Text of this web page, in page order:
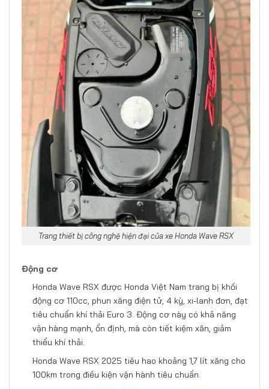
Trang thiết bị công nghệ hiện đại của xe Honda Wave RSX
Động cơ
Honda Wave RSX được Honda Việt Nam trang bị khối
động cơ 110cc, phun xăng điện tử, 4 kỳ, xi-lanh đơn, đạt
tiêu chuẩn khí thải Euro 3. Động cơ này có khả năng
vận hàng mạnh, ổn định, mà còn tiết kiệm xăn, giảm
thiểu khí thải.
Honda Wave RSX 2025 tiêu hao khoảng 1,7 lít xăng cho
100km trong điều kiện vận hành tiêu chuẩn.